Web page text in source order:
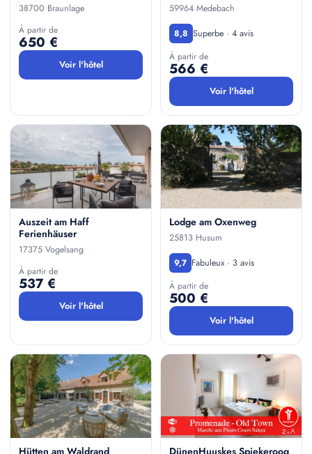
38700 Braunlage
À partir de
650 €
Voir l'hôtel
59964 Medebach
8,8 Superbe · 4 avis
À partir de
566 €
Voir l'hôtel
Auszeit am Haff
Ferienhäuser
17375 Vogelsang
À partir de
537 €
Voir l'hôtel
Lodge am Oxenweg
25813 Husum
9,7 Fabuleux · 3 avis
À partir de
500 €
Voir l'hôtel
Hütten am Waldrand DünenHuuskes Spiekeroog